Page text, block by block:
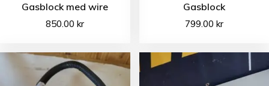
Gasblock med wire
850.00kr
Gasblock
799.00 kr